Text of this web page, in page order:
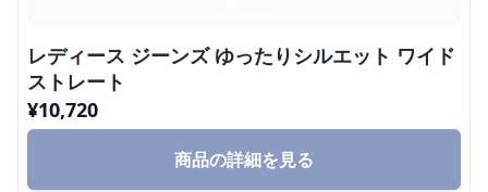
レディース ジーンズ ゆったりシルエット ワイド
ストレート
¥10,720
商品の詳細を見る